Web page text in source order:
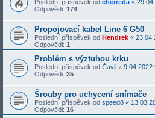
Poslední příspěvek od cherreda «
Odpovědi: 174
Propojovací kabel Line 6 G50
Poslední příspěvek od Hendrek «
Odpovědi: 1
Problém s výztuhou krku
Poslední příspěvek od Čavli « 9.04.2022
Odpovědi: 35
Šrouby pro uchycení snímače
Poslední příspěvek od speed8 «
Odpovědi: 16